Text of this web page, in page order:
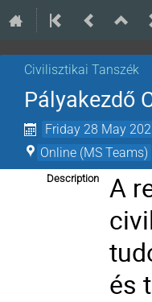
Civilisztikai Tanszék
Pályakezdő
Friday 28 May
Online (MS Teams)
Description
A
és